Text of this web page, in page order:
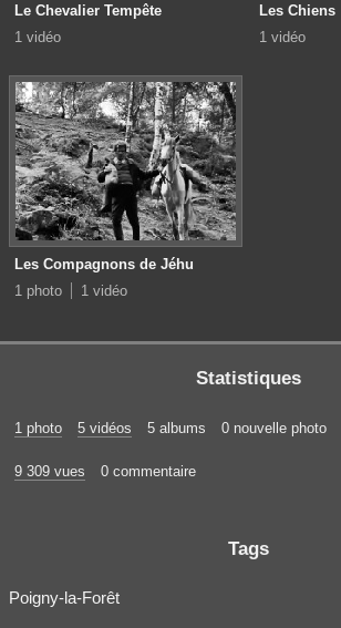
Le Chevalier Tempête
1 vidéo
Les Chiens
1 vidéo
Les Compagnons de Jéhu
1 photo
1 vidéo
Statistiques
1 photo 5 vidéos 5 albums 0 nouvelle photo
9 309 vues 0 commentaire
Tags
Poigny-la-Forêt